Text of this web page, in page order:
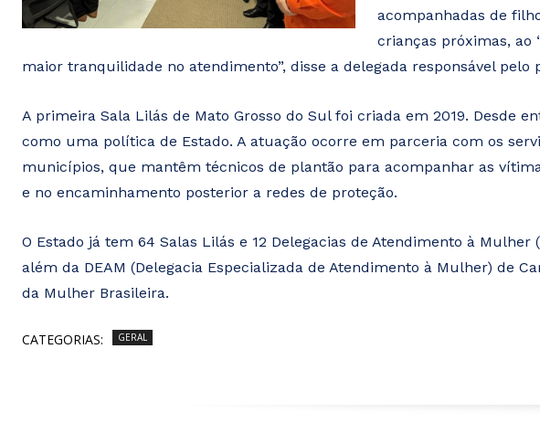
acompanhadas de
crianças próximas, ao
maior tranquilidade no atendimento”, disse a delegada responsável pelo
A primeira Sala Lilás de Mato Grosso do Sul foi criada em 2019. Desde
como uma política de Estado. A atuação ocorre em parceria com os
municípios, que mantêm técnicos de plantão para acompanhar as
e no encaminhamento posterior a redes de proteção.
O Estado já tem 64 Salas Lilás e 12 Delegacias de Atendimento à
além da DEAM (Delegacia Especializada de Atendimento à Mulher) de
da Mulher Brasileira.
CATEGORIAS: GERAL